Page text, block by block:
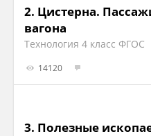
2. Цистерна.
вагона
Технология 4 класс ФГОС
14120
3. Полезные